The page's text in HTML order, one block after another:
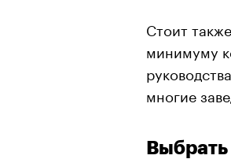
Стоит
минимуму
многие